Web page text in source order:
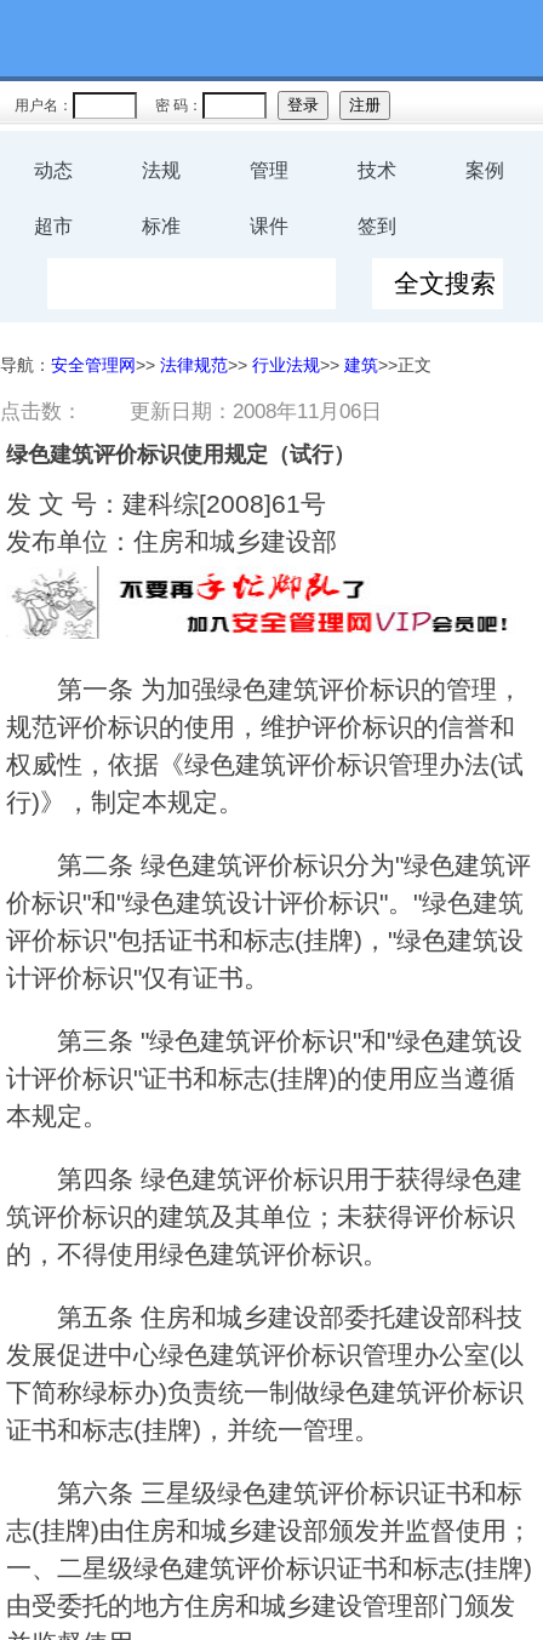
用户名： 密 码：
动态 法规 管理 技术 案例
超市 标准 课件 签到
导航： 安全管理网>> 法律规范>> 行业法规>> 建筑>>正文
点击数： 更新日期：2008年11月06日
绿色建筑评价标识使用规定（试行）
发 文 号：建科综[2008]61号
发布单位：住房和城乡建设部
第一条 为加强绿色建筑评价标识的管理，
规范评价标识的使用，维护评价标识的信誉和
权威性，依据《绿色建筑评价标识管理办法(试
行)》，制定本规定。
第二条 绿色建筑评价标识分为"绿色建筑评
价标识"和"绿色建筑设计评价标识"。"绿色建筑
评价标识"包括证书和标志(挂牌)，"绿色建筑设
计评价标识"仅有证书。
第三条 "绿色建筑评价标识"和"绿色建筑设
计评价标识"证书和标志(挂牌)的使用应当遵循
本规定。
第四条 绿色建筑评价标识用于获得绿色建
筑评价标识的建筑及其单位；未获得评价标识
的，不得使用绿色建筑评价标识。
第五条 住房和城乡建设部委托建设部科技
发展促进中心绿色建筑评价标识管理办公室(以
下简称绿标办)负责统一制做绿色建筑评价标识
证书和标志(挂牌)，并统一管理。
第六条 三星级绿色建筑评价标识证书和标
志(挂牌)由住房和城乡建设部颁发并监督使用；
一、二星级绿色建筑评价标识证书和标志(挂牌)
由受委托的地方住房和城乡建设管理部门颁发